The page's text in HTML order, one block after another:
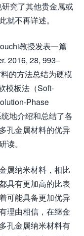
究了其他贵金属或
不再详述。
教授发表一篇
2016, 28, 993–
的方法总结为硬模
模板法（Soft-
Phase
地介绍和总结了各
孔金属材料的优异
。
属纳米材料，相比
具有更加高的比表
可能具备更加优异
理由相信，在继金
孔金属纳米材料有